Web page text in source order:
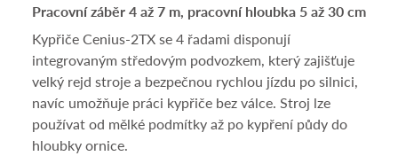
Pracovní záběr 4 až 7 m, pracovní hloubka 5 až 30 cm
Kypřiče Cenius-2TX se 4 řadami disponují
integrovaným středovým podvozkem, který zajišťuje
velký rejd stroje a bezpečnou rychlou jízdu po silnici,
navíc umožňuje práci kypřiče bez válce. Stroj lze
používat od mělké podmítky až po kypření půdy do
hloubky ornice.